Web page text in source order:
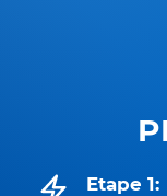
Etape 1: